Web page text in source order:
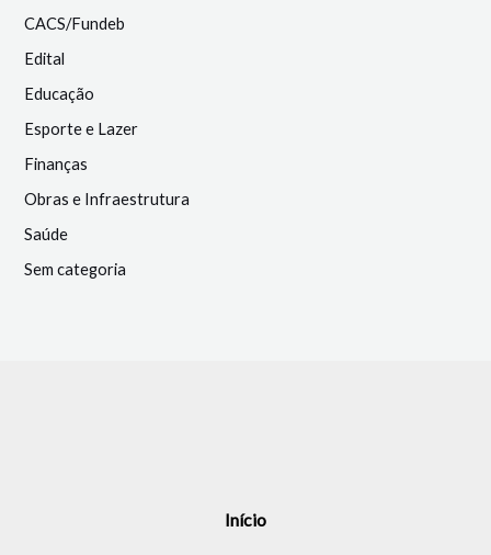
CACS/Fundeb
Edital
Educação
Esporte e Lazer
Finanças
Obras e Infraestrutura
Saúde
Sem categoria
Início